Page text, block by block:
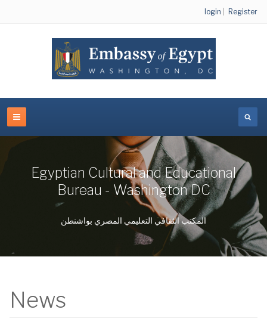
login Register
Egyptian Cultural and Educational
Bureau - Washington DC
المكتب الثقافي التعليمي المصري بواشنطن
News